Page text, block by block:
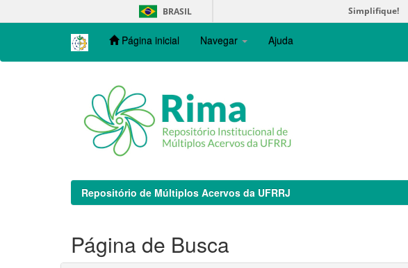
navigation
BRASIL Simplifique!
Página inicial Navegar Ajuda
Repositório de Múltiplos Acervos da UFRRJ
Página de Busca